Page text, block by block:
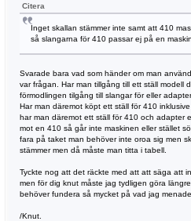
Citera
Inget skallan stämmer inte samt att 410
så slangarna för 410 passar ej på en
Svarade bara vad som händer om man
var frågan. Har man tillgång till ett ställ modell
förmodlingen tilgång till slangar för eller
Har man däremot köpt ett ställ för 410
har man däremot ett ställ för 410 och adapter
mot en 410 så går inte maskinen eller stället
fara på taket man behöver inte oroa sig men
stämmer men då måste man titta i tabell.
Tyckte nog att det räckte med att att säga att
men för dig knut måste jag tydligen göra
behöver fundera så mycket på vad jag
/Knut.